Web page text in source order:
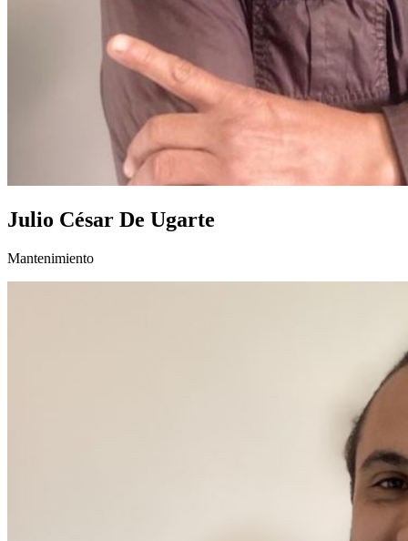
Julio César De Ugarte
Mantenimiento